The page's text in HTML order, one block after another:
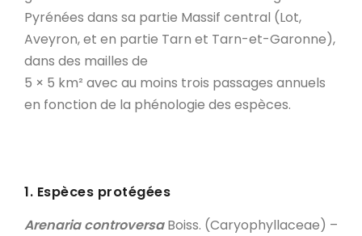
Pyrénées dans sa partie Massif central (Lot,
Aveyron, et en partie Tarn et Tarn-et-Garonne),
dans des mailles de
5 × 5 km² avec au moins trois passages annuels
en fonction de la phénologie des espèces.
1. Espèces protégées
Arenaria controversaBoiss. (Caryophyllaceae) –